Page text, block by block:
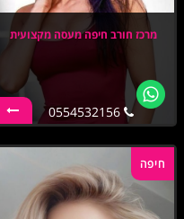
מרכז חורב חיפה מעסה מקצועית
0554532156
חיפה